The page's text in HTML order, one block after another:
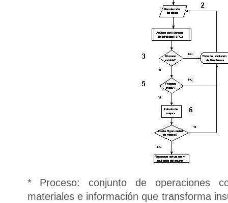
* Proceso: conjunto de operaciones
materiales e información que transforma